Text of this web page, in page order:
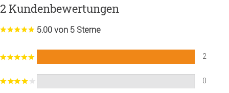
2 Kundenbewertungen
5.00 von 5 Sterne
2
0